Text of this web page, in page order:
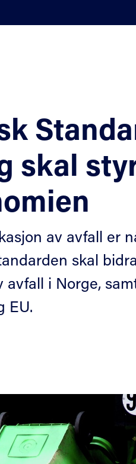
skal
av avfall er
skal
i Norge,
EU.